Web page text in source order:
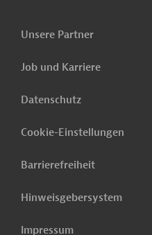
Unsere Partner
Job und Karriere
Datenschutz
Cookie-Einstellungen
Barrierefreiheit
Hinweisgebersystem
Impressum